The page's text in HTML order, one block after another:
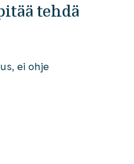
tehdä
ei ohje